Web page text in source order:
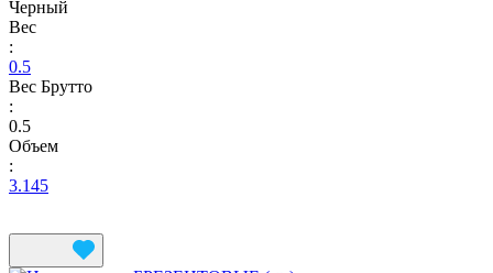
Черный
Вес
:
0.5
Вес Брутто
:
0.5
Объем
:
3.145